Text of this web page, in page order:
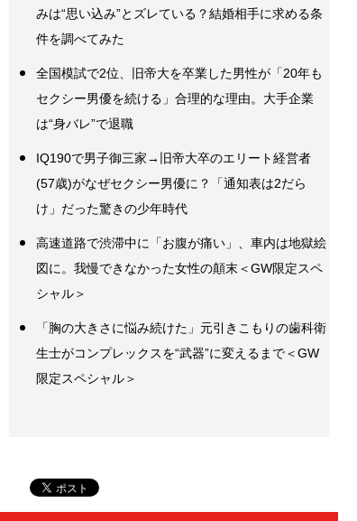
みは“思い込み”とズレている？結婚相手に求める条
件を調べてみた
全国模試で2位、旧帝大を卒業した男性が「20年も
セクシー男優を続ける」合理的な理由。大手企業
は“身バレ”で退職
IQ190で男子御三家→旧帝大卒のエリート経営者
(57歳)がなぜセクシー男優に？「通知表は2だら
け」だった驚きの少年時代
高速道路で渋滞中に「お腹が痛い」、車内は地獄絵
図に。我慢できなかった女性の顛末＜GW限定スペ
シャル＞
「胸の大きさに悩み続けた」元引きこもりの歯科衛
生士がコンプレックスを“武器”に変えるまで＜GW
限定スペシャル＞